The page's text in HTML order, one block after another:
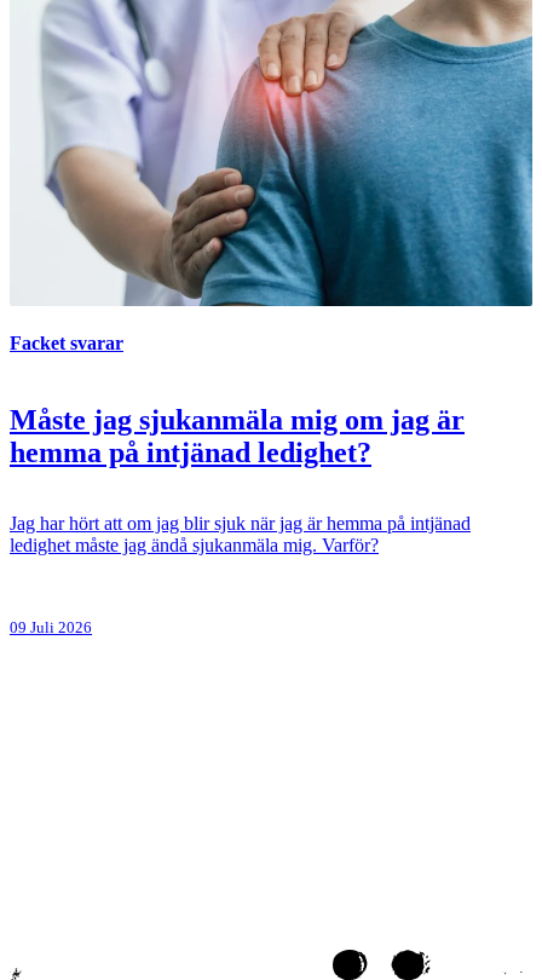
Facket svarar
Måste jag sjukanmäla mig om jag är
hemma på intjänad ledighet?
Jag har hört att om jag blir sjuk när jag är hemma på intjänad
ledighet måste jag ändå sjukanmäla mig. Varför?
09 Juli 2026